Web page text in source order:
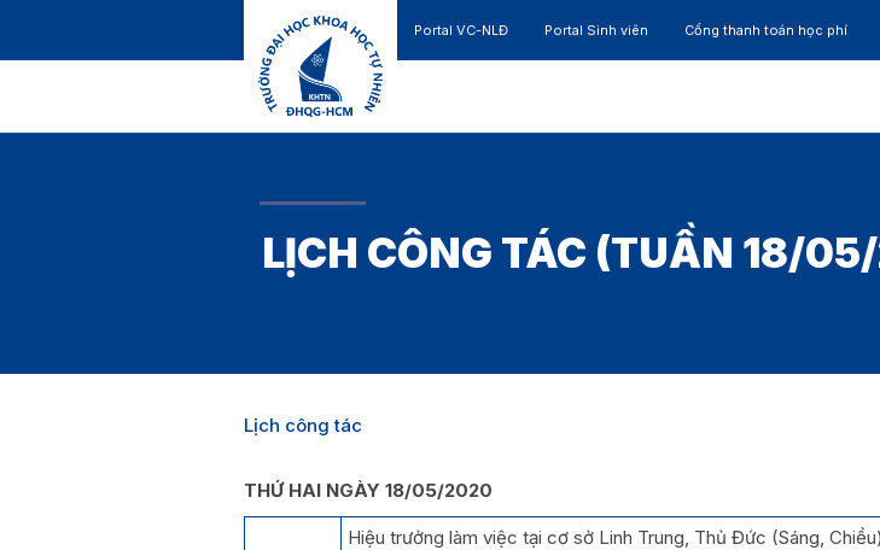
Portal VC-NLĐ Portal Sinh viên Cổng thanh toán học phí
LỊCH CÔNG TÁC (TUẦN 18/
Lịch công tác
THỨ HAI NGÀY 18/05/2020
Hiệu trưởng làm việc tại cơ sở Linh Trung, Thủ Đức (Sáng, Chiều)